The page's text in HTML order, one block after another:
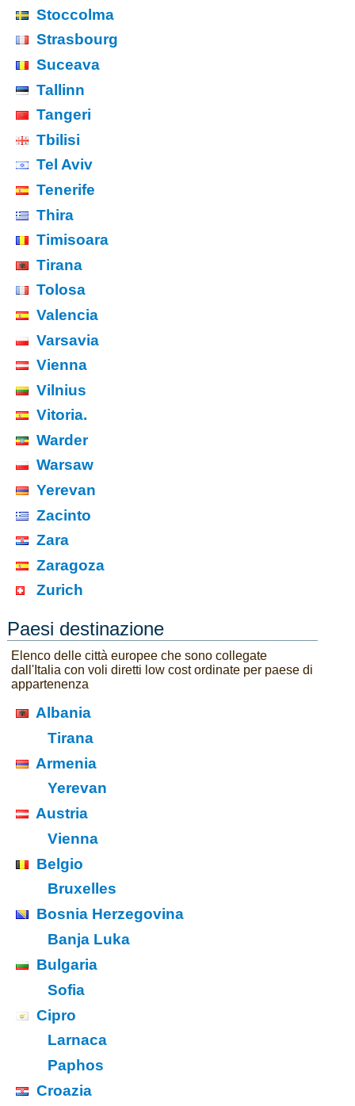
Stoccolma
Strasbourg
Suceava
Tallinn
Tangeri
Tbilisi
Tel Aviv
Tenerife
Thira
Timisoara
Tirana
Tolosa
Valencia
Varsavia
Vienna
Vilnius
Vitoria.
Warder
Warsaw
Yerevan
Zacinto
Zara
Zaragoza
Zurich
Paesi destinazione
Elenco delle città europee che sono collegate
dall'Italia con voli diretti low cost ordinate per paese di
appartenenza
Albania
Tirana
Armenia
Yerevan
Austria
Vienna
Belgio
Bruxelles
Bosnia Herzegovina
Banja Luka
Bulgaria
Sofia
Cipro
Larnaca
Paphos
Croazia